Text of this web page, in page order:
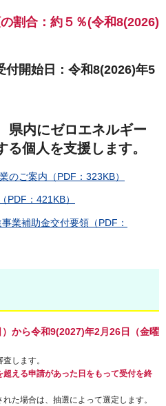
割合：約５％(令和8(2026)
付開始日：令和8(2026)年5
県内にゼロエネルギー
個人を支援します。
のご案内（PDF：323KB）
PDF：421KB）
業補助金交付要領（PDF：
から令和9(2027)年2月26日（金曜
します。
える申請があった日をもって受付を終
た場合は、抽選によって選定します。